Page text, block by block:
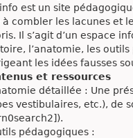
est un site
à combler les lacunes et
Il s’agit d’un espace
l’anatomie, les
les idées fausses
et ressources
détaillée : Une
vestibulaires, etc.), de
pédagogiques :